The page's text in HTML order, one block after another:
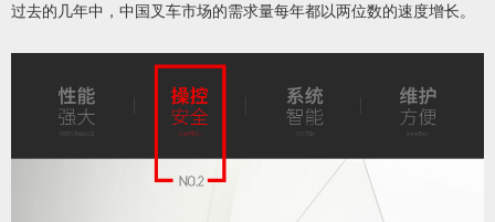
过去的几年中，中国叉车市场的需求量每年都以两位数的速度增长。